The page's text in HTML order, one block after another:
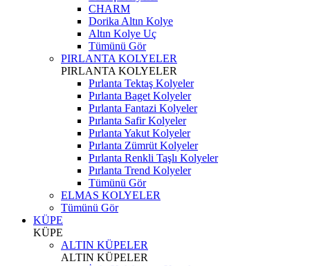
CHARM
Dorika Altın Kolye
Altın Kolye Uç
Tümünü Gör
PIRLANTA KOLYELER
PIRLANTA KOLYELER
Pırlanta Tektaş Kolyeler
Pırlanta Baget Kolyeler
Pırlanta Fantazi Kolyeler
Pırlanta Safir Kolyeler
Pırlanta Yakut Kolyeler
Pırlanta Zümrüt Kolyeler
Pırlanta Renkli Taşlı Kolyeler
Pırlanta Trend Kolyeler
Tümünü Gör
ELMAS KOLYELER
Tümünü Gör
KÜPE
KÜPE
ALTIN KÜPELER
ALTIN KÜPELER